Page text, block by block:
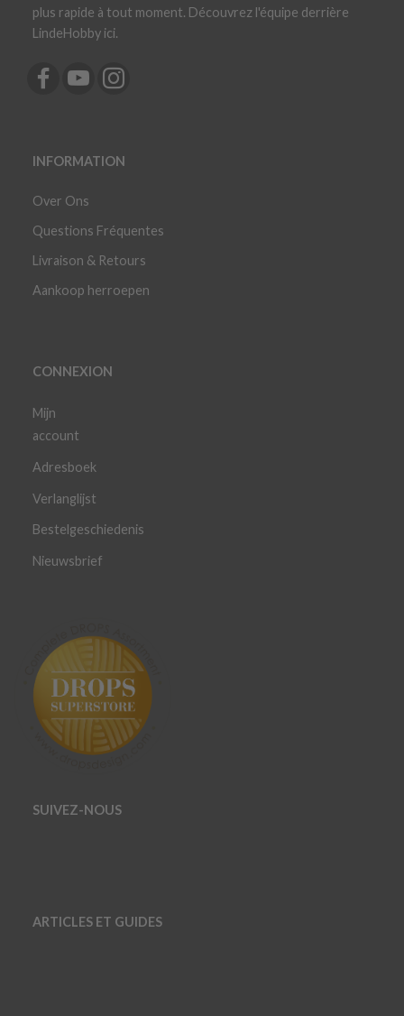
plus rapide à tout moment. Découvrez l'équipe derrière
LindeHobby ici.
INFORMATION
Over Ons
Questions Fréquentes
Livraison & Retours
Aankoop herroepen
CONNEXION
Mijn
account
Adresboek
Verlanglijst
Bestelgeschiedenis
Nieuwsbrief
SUIVEZ-NOUS
ARTICLES ET GUIDES